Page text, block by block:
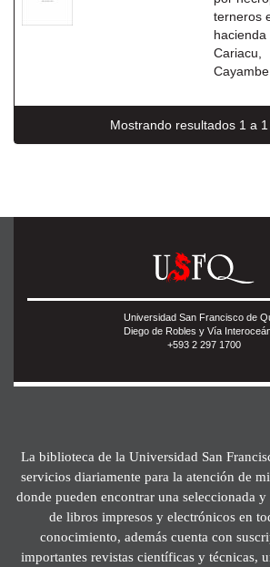
terneros
hacienda
Cariacu,
Cayambe
Mostrando resultados 1 a 1
Universidad San Francisco de
Diego de Robles y Vía
+593 2 297 1700
La biblioteca de la Universidad San
servicios diariamente para la atención de
donde pueden encontrar una seleccionada
de libros impresos y electrónicos en
conocimiento, además cuenta con
importantes revistas científicas y técnicas,